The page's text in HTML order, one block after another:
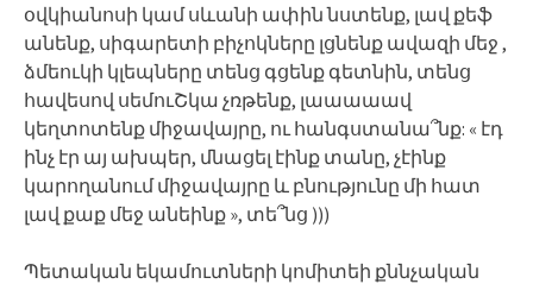
օվկիանոսի կամ սևանի ափին նստենք, լավ քեֆ
անենք, սիգարետի բիչոկները լցնենք ավազի մեջ ,
ձմեուկի կլեպները տենց գցենք գետնին, տենց
հավեսով սեմուՇկա չռթենք, լաաաաավ
կեղտոտենք միջավայրը, ու հանգստանա՞նք: « էդ
ինչ էր այ ախպեր, մնացել էինք տանը, չէինք
կարողանում միջավայրը և բնությունը մի հատ
լավ քաք մեջ անեինք », տե՞նց )))
Պետական եկամուտների կոմիտեի քննչական